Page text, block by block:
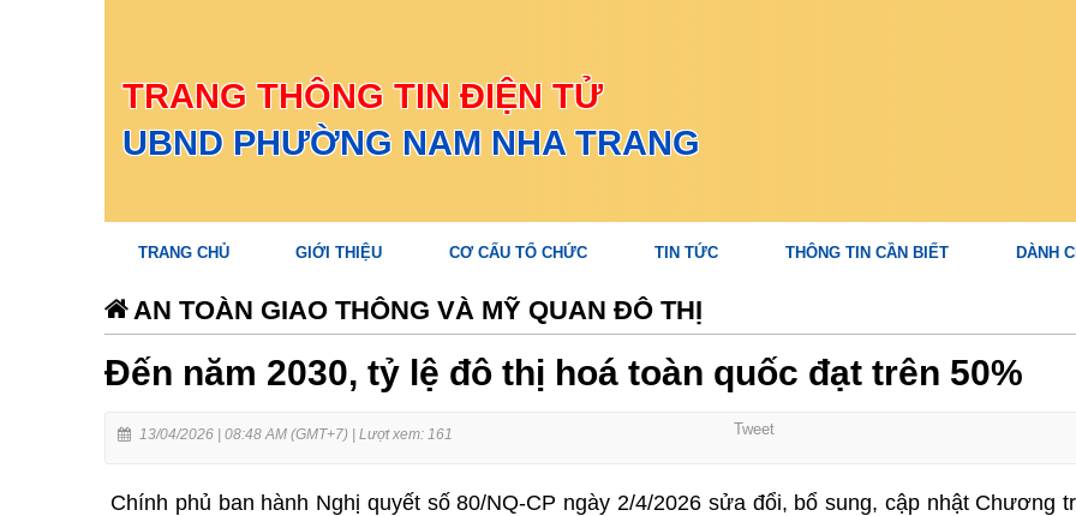
TRANG THÔNG TIN ĐIỆN TỬ
UBND PHƯỜNG NAM NHA TRANG
TRANG CHỦ GIỚI THIỆU CƠ CẤU TỔ CHỨC TIN TỨC THÔNG TIN CẦN BIẾT DÀNH
AN TOÀN GIAO THÔNG VÀ MỸ QUAN ĐÔ THỊ
Đến năm 2030, tỷ lệ đô thị hoá toàn quốc đạt trên 50%
13/04/2026 | 08:48 AM (GMT+7) | Lượt xem: 161 Tweet
Chính phủ ban hành Nghị quyết số 80/NQ-CP ngày 2/4/2026 sửa đổi, bổ sung, cập nhật Chương